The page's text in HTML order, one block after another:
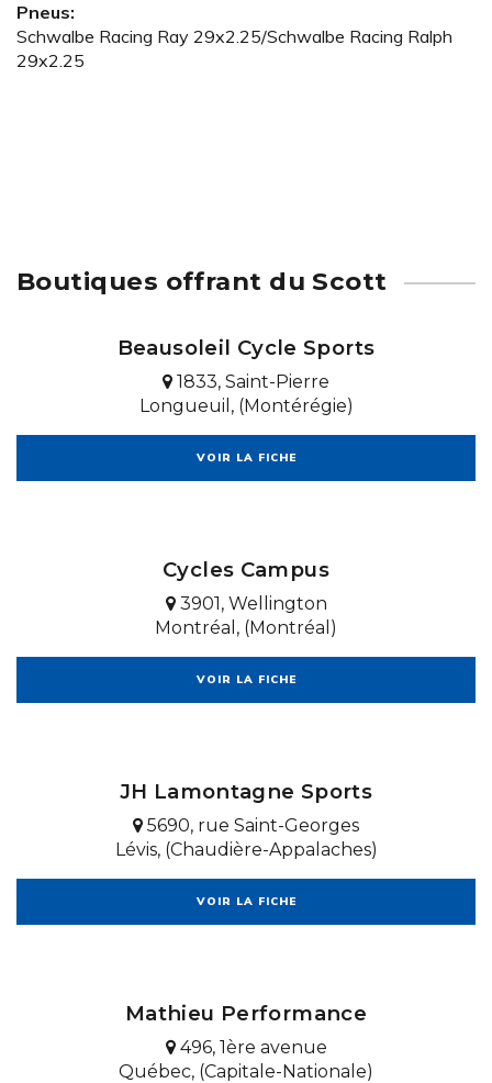
Pneus:
Schwalbe Racing Ray 29x2.25/Schwalbe Racing Ralph
29x2.25
Boutiques offrant du Scott
Beausoleil Cycle Sports
1833, Saint-Pierre
Longueuil, (Montérégie)
VOIR LA FICHE
Cycles Campus
3901, Wellington
Montréal, (Montréal)
VOIR LA FICHE
JH Lamontagne Sports
5690, rue Saint-Georges
Lévis, (Chaudière-Appalaches)
VOIR LA FICHE
Mathieu Performance
496, 1ère avenue
Québec, (Capitale-Nationale)